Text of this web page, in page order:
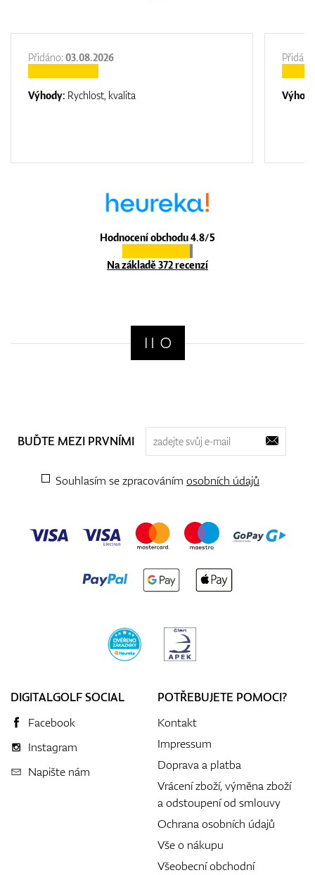
Hodnocení obchodu 4.8/5
Na základě 372 recenzí
Přidáno: 03.08.2026
Výhody: Rychlost, kvalita
BUĎTE MEZI PRVNÍMI
Souhlasím se zpracováním osobních údajů
DIGITALGOLF SOCIAL
Facebook
Instagram
Napište nám
POTŘEBUJETE POMOCI?
Kontakt
Impressum
Doprava a platba
Vrácení zboží, výměna zboží
a odstoupení od smlouvy
Ochrana osobních údajů
Vše o nákupu
Všeobecní obchodní